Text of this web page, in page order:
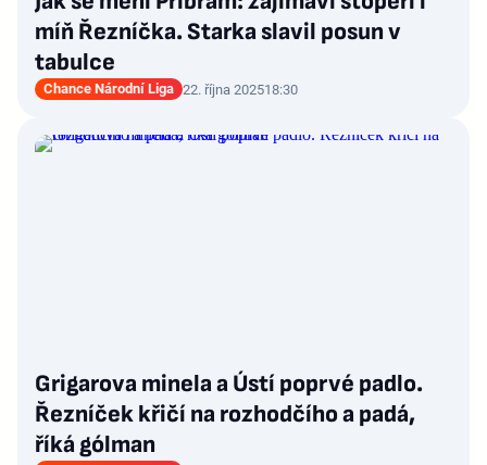
míň Řezníčka. Starka slavil posun v
tabulce
Chance Národní Liga 22. října 202518:30
Grigarova minela a Ústí poprvé padlo.
Řezníček křičí na rozhodčího a padá,
říká gólman